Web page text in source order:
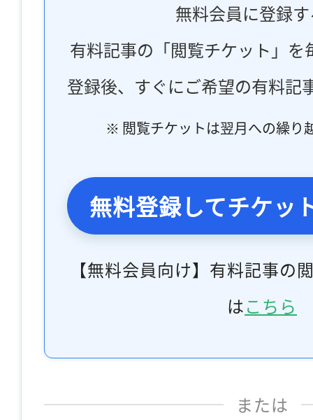
無料会員に登録
有料記事の「閲覧チケット」
登録後、すぐにご希望の有料記
※ 閲覧チケットは翌月への繰り
無料登録してチケッ
【無料会員向け】有料記事の
はこちら
または